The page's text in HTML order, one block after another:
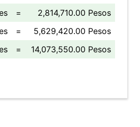
=
2,814,710.00 Pesos
=
5,629,420.00 Pesos
= 14,073,550.00 Pesos